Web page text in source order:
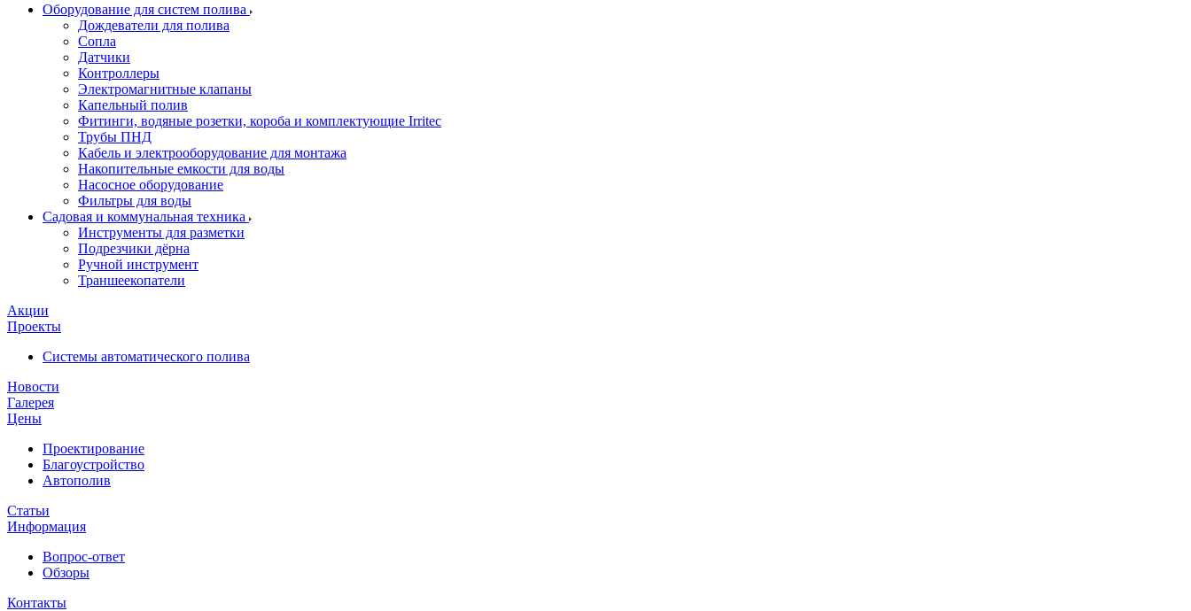
Оборудование для систем полива
Дождеватели для полива
Сопла
Датчики
Контроллеры
Электромагнитные клапаны
Капельный полив
Фитинги, водяные розетки, короба и комплектующие Irritec
Трубы ПНД
Кабель и электрооборудование для монтажа
Накопительные емкости для воды
Насосное оборудование
Фильтры для воды
Садовая и коммунальная техника
Инструменты для разметки
Подрезчики дёрна
Ручной инструмент
Траншеекопатели
Акции
Проекты
Системы автоматического полива
Новости
Галерея
Цены
Проектирование
Благоустройство
Автополив
Статьи
Информация
Вопрос-ответ
Обзоры
Контакты